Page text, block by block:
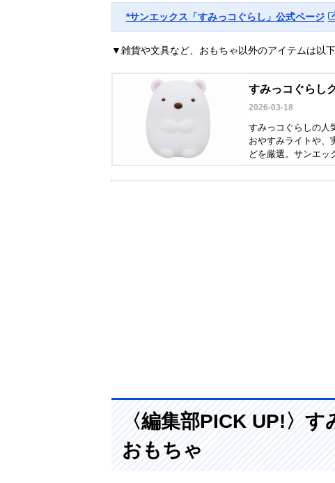
*サンエックス「すみっコぐらし」公式ページ
▼雑貨や文具など、おもちゃ以外のアイテムは以
すみっコぐらし
2026-03-18
すみっコぐらしの人
おやすみライトや、
どを厳選。サンエッ
〈編集部PICK UP!〉
おもちゃ